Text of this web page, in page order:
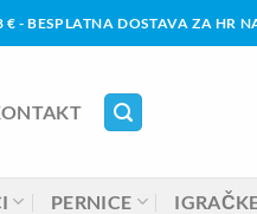
€ - BESPLATNA DOSTAVA ZA HR
PERNICE